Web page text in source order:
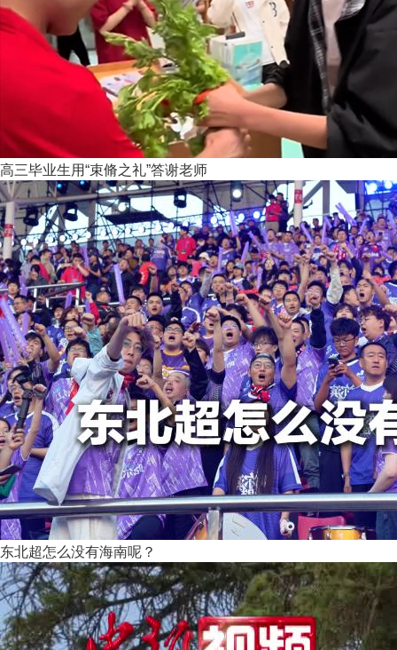
高三毕业生用“束脩之礼”答谢老师
东北超怎么没有海南呢？